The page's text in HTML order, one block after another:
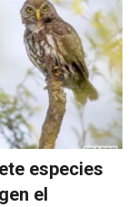
especies
el